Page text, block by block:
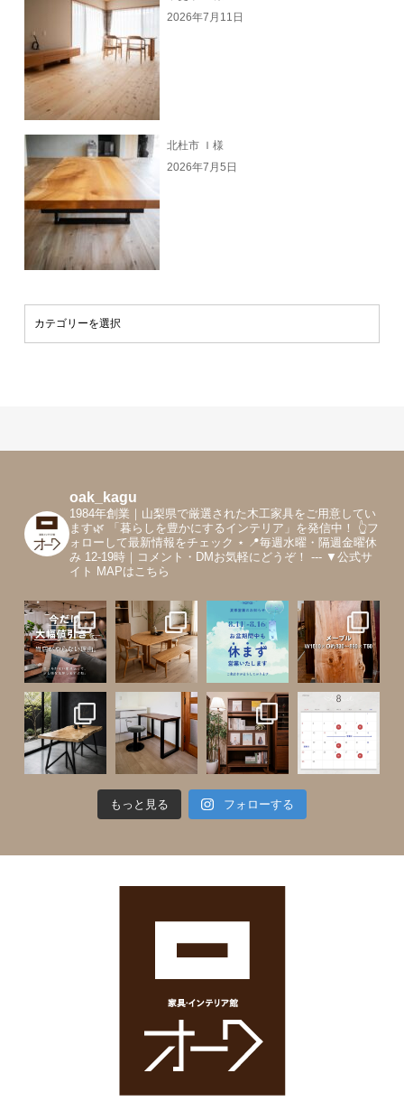
2026年7月11日
北杜市 Ｉ様
2026年7月5日
oak_kagu
1984年創業｜山梨県で厳選された木工家具をご用意してい
ます🌿 「暮らしを豊かにするインテリア」を発信中！
👆フ
ォローして最新情報をチェック ⋆ 📍毎週水曜・隔週金曜休
み 12-19時｜コメント・DMお気軽にどうぞ！
--- ▼公式サ
イト MAPはこちら
もっと見る フォローする